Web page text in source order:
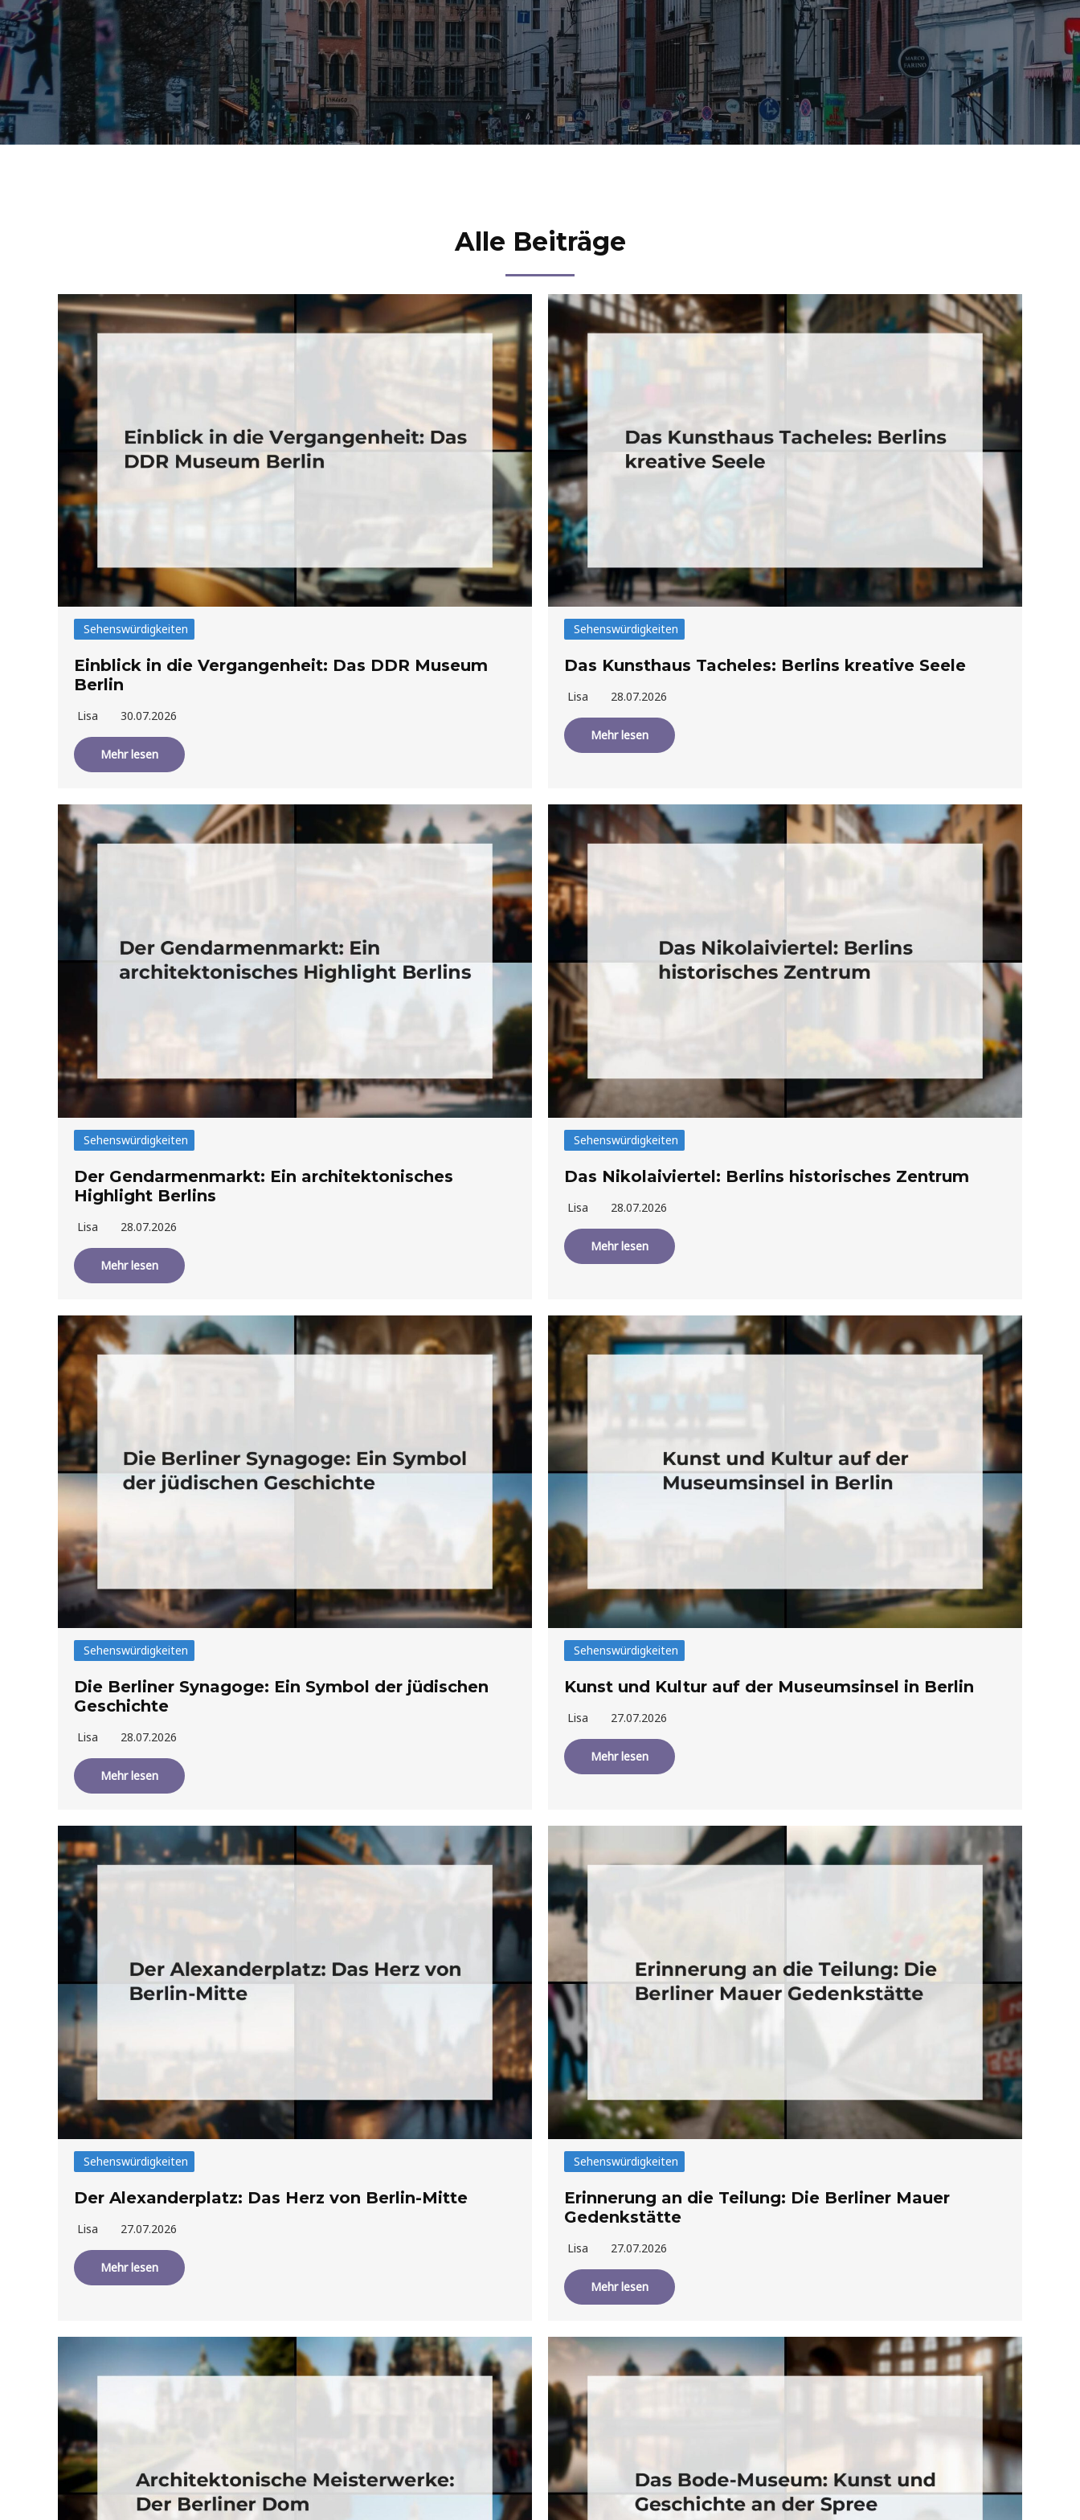
Alle Beiträge
Sehenswürdigkeiten
Einblick in die Vergangenheit: Das DDR Museum
Berlin
Lisa 30.07.2026
Mehr lesen
Sehenswürdigkeiten
Das Kunsthaus Tacheles: Berlins kreative Seele
Lisa 28.07.2026
Mehr lesen
Sehenswürdigkeiten
Der Gendarmenmarkt: Ein architektonisches
Highlight Berlins
Lisa 28.07.2026
Mehr lesen
Sehenswürdigkeiten
Das Nikolaiviertel: Berlins historisches Zentrum
Lisa 28.07.2026
Mehr lesen
Sehenswürdigkeiten
Die Berliner Synagoge: Ein Symbol der jüdischen
Geschichte
Lisa 28.07.2026
Mehr lesen
Sehenswürdigkeiten
Kunst und Kultur auf der Museumsinsel in Berlin
Lisa 27.07.2026
Mehr lesen
Sehenswürdigkeiten
Der Alexanderplatz: Das Herz von Berlin-Mitte
Lisa 27.07.2026
Mehr lesen
Sehenswürdigkeiten
Erinnerung an die Teilung: Die Berliner Mauer
Gedenkstätte
Lisa 27.07.2026
Mehr lesen